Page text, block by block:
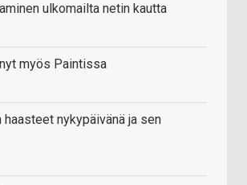
ulkomailta netin kautta
myös Paintissa
haasteet nykypäivänä ja sen